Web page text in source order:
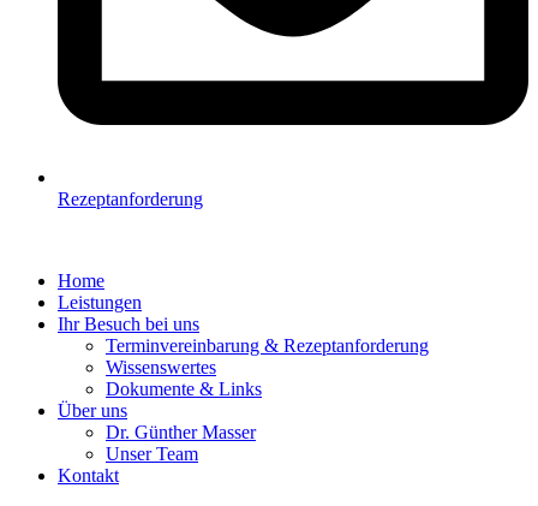
Rezeptanforderung
Home
Leistungen
Ihr Besuch bei uns
Terminvereinbarung & Rezeptanforderung
Wissenswertes
Dokumente & Links
Über uns
Dr. Günther Masser
Unser Team
Kontakt